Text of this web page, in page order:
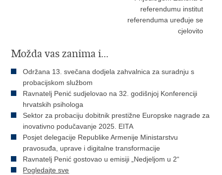
referendumu institut
referenduma uređuje se
cjelovito
Možda vas zanima i...
Održana 13. svečana dodjela zahvalnica za suradnju s
probacijskom službom
Ravnatelj Penić sudjelovao na 32. godišnjoj Konferenciji
hrvatskih psihologa
Sektor za probaciju dobitnik prestižne Europske nagrade za
inovativno podučavanje 2025. EITA
Posjet delegacije Republike Armenije Ministarstvu
pravosuđa, uprave i digitalne transformacije
Ravnatelj Penić gostovao u emisiji „Nedjeljom u 2“
Pogledajte sve